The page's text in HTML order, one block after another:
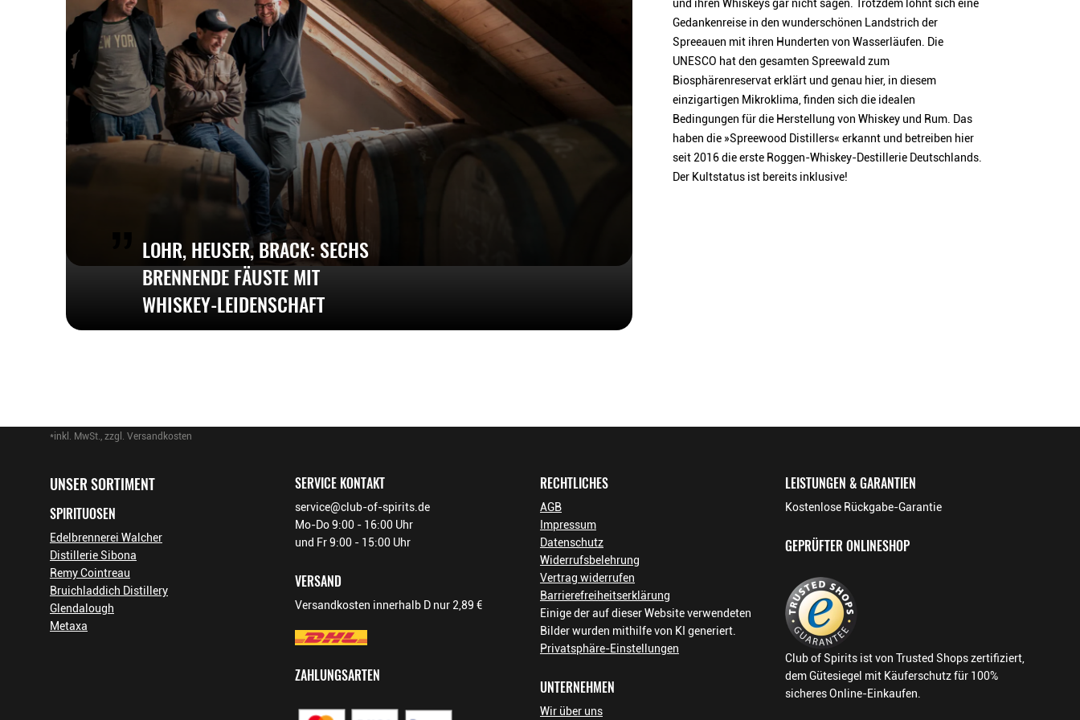
LOHR, HEUSER, BRACK: SECHS
BRENNENDE FÄUSTE MIT
WHISKEY-LEIDENSCHAFT
und ihren Whiskeys gar nicht sagen. Trotzdem lohnt sich eine
Gedankenreise in den wunderschönen Landstrich der
Spreeauen mit ihren Hunderten von Wasserläufen. Die
UNESCO hat den gesamten Spreewald zum
Biosphärenreservat erklärt und genau hier, in diesem
einzigartigen Mikroklima, finden sich die idealen
Bedingungen für die Herstellung von Whiskey und Rum. Das
haben die »Spreewood Distillers« erkannt und betreiben hier
seit 2016 die erste Roggen-Whiskey-Destillerie Deutschlands.
Der Kultstatus ist bereits inklusive!
*inkl. MwSt., zzgl. Versandkosten
UNSER SORTIMENT
SPIRITUOSEN
Edelbrennerei Walcher
Distillerie Sibona
Remy Cointreau
Bruichladdich Distillery
Glendalough
Metaxa
SERVICE KONTAKT
service@club-of-spirits.de
Mo-Do 9:00 - 16:00 Uhr
und Fr 9:00 - 15:00 Uhr
VERSAND
Versandkosten innerhalb D nur 2,89 €
ZAHLUNGSARTEN
RECHTLICHES
AGB
Impressum
Datenschutz
Widerrufsbelehrung
Vertrag widerrufen
Barrierefreiheitserklärung
Einige der auf dieser Website verwendeten
Bilder wurden mithilfe von KI generiert.
Privatsphäre-Einstellungen
UNTERNEHMEN
Wir über uns
LEISTUNGEN & GARANTIEN
Kostenlose Rückgabe-Garantie
GEPRÜFTER ONLINESHOP
Club of Spirits ist von Trusted Shops zertifiziert,
dem Gütesiegel mit Käuferschutz für 100%
sicheres Online-Einkaufen.